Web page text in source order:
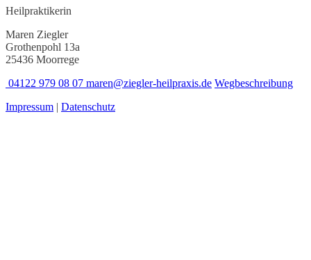
Heilpraktikerin
Maren Ziegler
Grothenpohl 13a
25436 Moorrege
04122 979 08 07 maren@ziegler-heilpraxis.de Wegbeschreibung
Impressum | Datenschutz